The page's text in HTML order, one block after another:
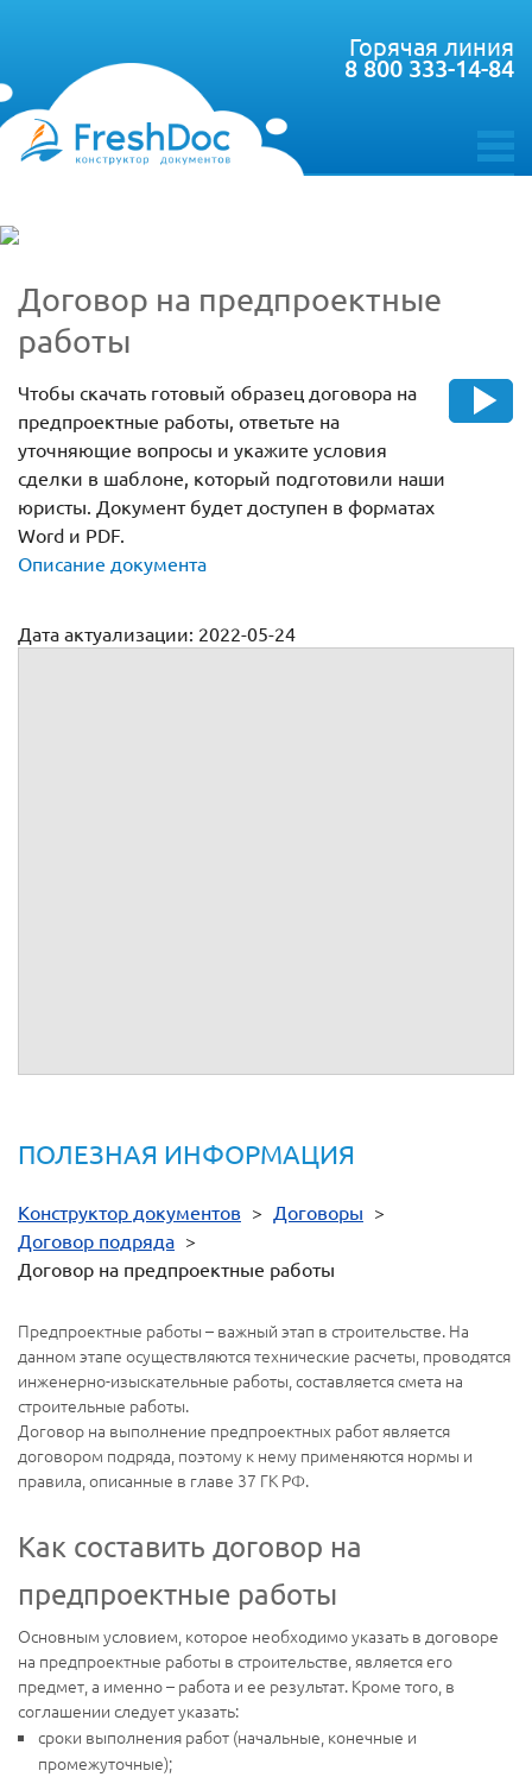
toggle
Горячая линия
8 800 333-14-84
Договор на предпроектные
работы
Чтобы скачать готовый образец договора на
предпроектные работы, ответьте на
уточняющие вопросы и укажите условия
сделки в шаблоне, который подготовили наши
юристы. Документ будет доступен в форматах
Word и PDF.
Описание документа
Дата актуализации: 2022-05-24
ПОЛЕЗНАЯ ИНФОРМАЦИЯ
Конструктор документов > Договоры >
Договор подряда >
Договор на предпроектные работы
Предпроектные работы – важный этап в строительстве. На
данном этапе осуществляются технические расчеты, проводятся
инженерно-изыскательные работы, составляется смета на
строительные работы.
Договор на выполнение предпроектных работ является
договором подряда, поэтому к нему применяются нормы и
правила, описанные в главе 37 ГК РФ.
Как составить договор на
предпроектные работы
Основным условием, которое необходимо указать в договоре
на предпроектные работы в строительстве, является его
предмет, а именно – работа и ее результат. Кроме того, в
соглашении следует указать:
сроки выполнения работ (начальные, конечные и
промежуточные);